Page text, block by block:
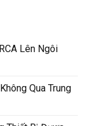
Lên Ngôi
Qua Trung